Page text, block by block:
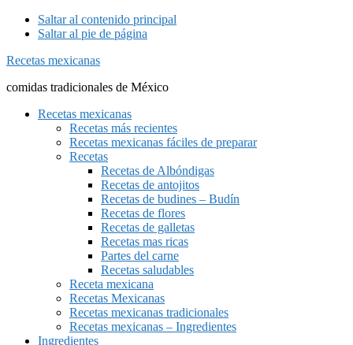
Saltar al contenido principal
Saltar al pie de página
Recetas mexicanas
comidas tradicionales de México
Recetas mexicanas
Recetas más recientes
Recetas mexicanas fáciles de preparar
Recetas
Recetas de Albóndigas
Recetas de antojitos
Recetas de budines – Budín
Recetas de flores
Recetas de galletas
Recetas mas ricas
Partes del carne
Recetas saludables
Receta mexicana
Recetas Mexicanas
Recetas mexicanas tradicionales
Recetas mexicanas – Ingredientes
Ingredientes